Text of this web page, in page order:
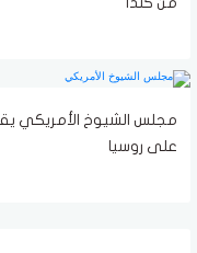
مجلس الشيوخ الأمريكي
على روسيا